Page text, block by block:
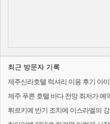
최근 방문자 기록
제주신라호텔 럭셔리 이용 후기 아
제주 푸른 호텔 바다 전망 최저가 예
튀르키예 반기 조치에 이스라엘의